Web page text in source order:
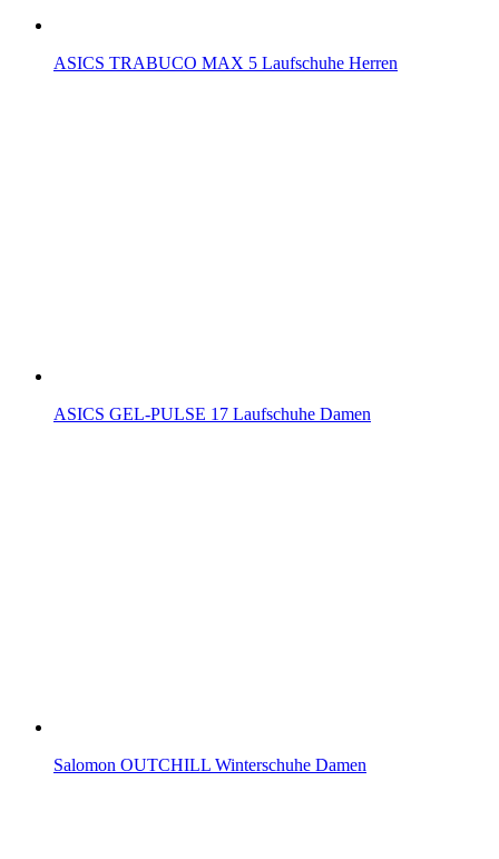
ASICS TRABUCO MAX 5 Laufschuhe Herren
ASICS GEL-PULSE 17 Laufschuhe Damen
Salomon OUTCHILL Winterschuhe Damen